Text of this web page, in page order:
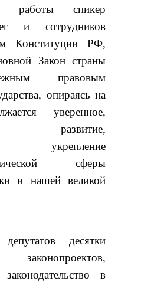
работы спикер
и сотрудников
Конституции РФ,
Закон страны
правовым
опираясь на
уверенное,
развитие,
укрепление
сферы
и нашей великой
десятки
в